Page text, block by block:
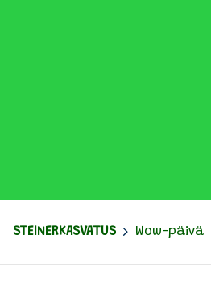
STEINERKASVATUS Wow-päivä